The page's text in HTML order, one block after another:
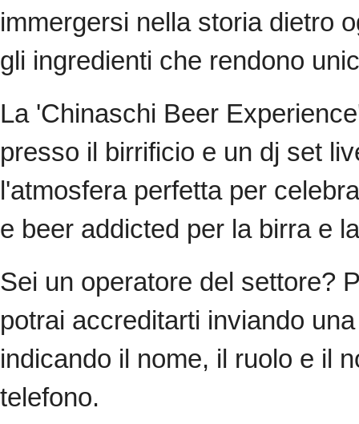
immergersi nella storia dietro
gli ingredienti che rendono
La 'Chinaschi Beer
presso il birrificio e un dj set
l'atmosfera perfetta per
e beer addicted per la birra e
Sei un operatore del settore?
potrai accreditarti inviando
indicando il nome, il ruolo e il
telefono.